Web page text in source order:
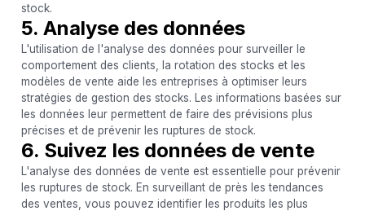
stock.
5. Analyse des données
L'utilisation de l'analyse des données pour surveiller le
comportement des clients, la rotation des stocks et les
modèles de vente aide les entreprises à optimiser leurs
stratégies de gestion des stocks. Les informations basées sur
les données leur permettent de faire des prévisions plus
précises et de prévenir les ruptures de stock.
6. Suivez les données de vente
L'analyse des données de vente est essentielle pour prévenir
les ruptures de stock. En surveillant de près les tendances
des ventes, vous pouvez identifier les produits les plus